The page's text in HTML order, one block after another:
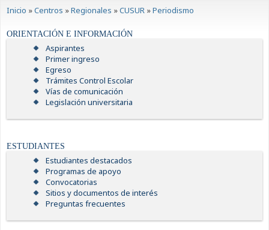
Inicio »Centros »Regionales »CUSUR »Periodismo
ORIENTACIÓN E INFORMACIÓN
Aspirantes
Primer ingreso
Egreso
Trámites Control Escolar
Vías de comunicación
Legislación universitaria
ESTUDIANTES
Estudiantes destacados
Programas de apoyo
Convocatorias
Sitios y documentos de interés
Preguntas frecuentes